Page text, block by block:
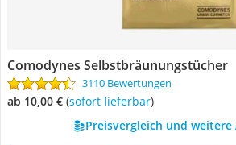
Comodynes Selbstbräunungstücher
3110 Bewertungen
ab 10,00 € ( Sofort lieferbar)
Preisvergleich und weitere